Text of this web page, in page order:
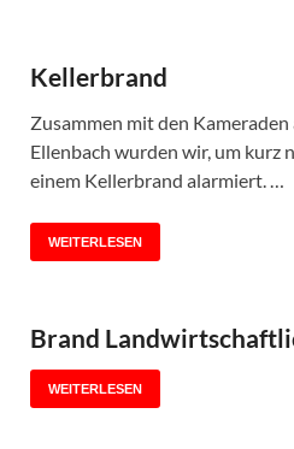
Kellerbrand
Zusammen mit den
Ellenbach wurden wir, um kurz
einem Kellerbrand alarmiert. …
WEITERLESEN
Brand
WEITERLESEN